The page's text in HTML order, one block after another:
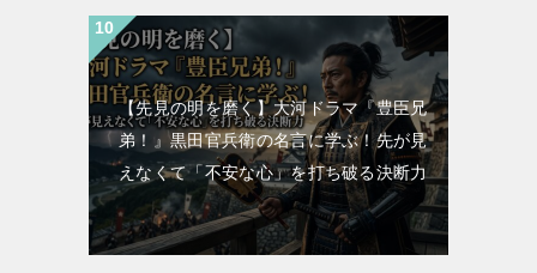
【先見の明を磨く】大河ドラマ『豊臣兄
弟！』黒田官兵衛の名言に学ぶ！先が見
えなくて「不安な心」を打ち破る決断力